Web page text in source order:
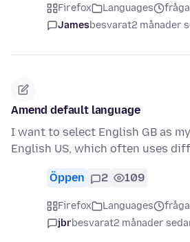
Firefox Languages
Jamesbesvarat2 månader
Amend default language
I want to select English GB as
English US, which often uses
Öppen 2 109
Firefox Languages
jbrbesvarat2 månader